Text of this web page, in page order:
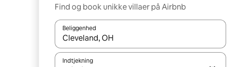
Find og book unikke villaer på Airbnb
Beliggenhed
Når resultaterne er tilgængelige, skal du navigere
Indtjekning